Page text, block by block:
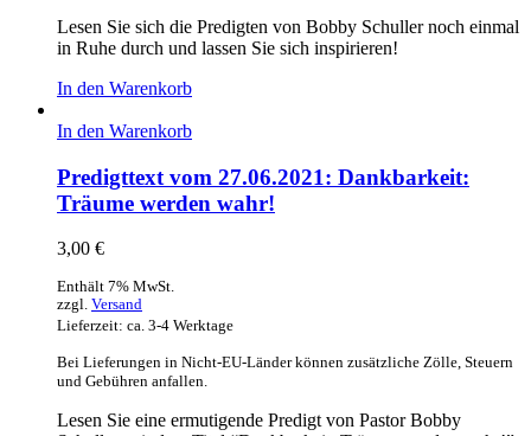
Lesen Sie sich die Predigten von Bobby Schuller noch einmal
in Ruhe durch und lassen Sie sich inspirieren!
In den Warenkorb
In den Warenkorb
Predigttext vom 27.06.2021: Dankbarkeit:
Träume werden wahr!
3,00 €
Enthält 7% MwSt.
zzgl. Versand
Lieferzeit: ca. 3-4 Werktage
Bei Lieferungen in Nicht-EU-Länder können zusätzliche Zölle, Steuern
und Gebühren anfallen.
Lesen Sie eine ermutigende Predigt von Pastor Bobby